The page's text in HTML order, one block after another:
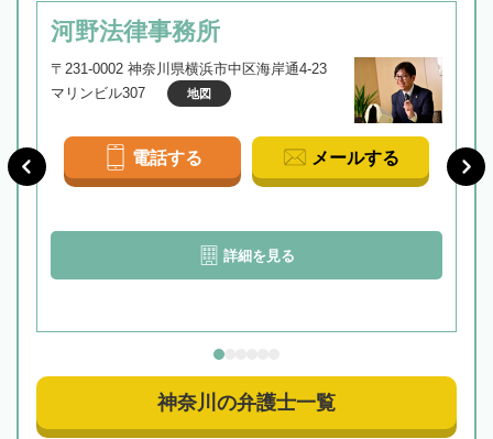
河野法律事務所
〒231-0002 神奈川県横浜市中区海岸通4-23
マリンビル307
地図
電話する メールする
詳細を見る
神奈川の弁護士一覧